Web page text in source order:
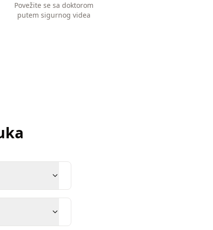
Povežite se sa doktorom
putem sigurnog videa